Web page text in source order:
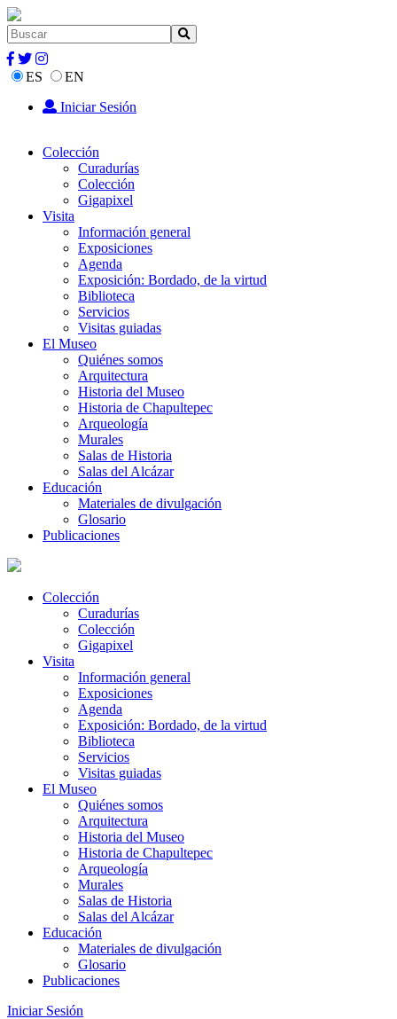
ES
EN
Iniciar Sesión
Colección
Curadurías
Colección
Gigapixel
Visita
Información general
Exposiciones
Agenda
Exposición: Bordado, de la virtud
Biblioteca
Servicios
Visitas guiadas
El Museo
Quiénes somos
Arquitectura
Historia del Museo
Historia de Chapultepec
Arqueología
Murales
Salas de Historia
Salas del Alcázar
Educación
Materiales de divulgación
Glosario
Publicaciones
Colección
Curadurías
Colección
Gigapixel
Visita
Información general
Exposiciones
Agenda
Exposición: Bordado, de la virtud
Biblioteca
Servicios
Visitas guiadas
El Museo
Quiénes somos
Arquitectura
Historia del Museo
Historia de Chapultepec
Arqueología
Murales
Salas de Historia
Salas del Alcázar
Educación
Materiales de divulgación
Glosario
Publicaciones
Iniciar Sesión